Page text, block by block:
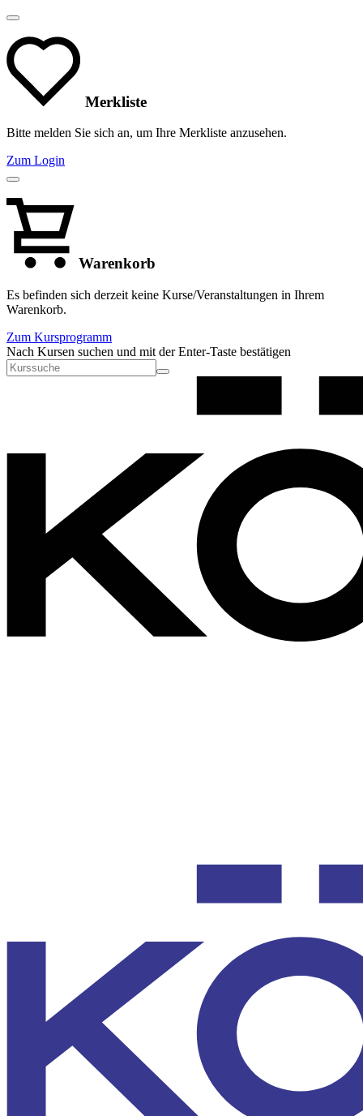
Merkliste
Bitte melden Sie sich an, um Ihre Merkliste anzusehen.
Zum Login
Warenkorb
Es befinden sich derzeit keine Kurse/Veranstaltungen in Ihrem
Warenkorb.
Zum Kursprogramm
Nach Kursen suchen und mit der Enter-Taste bestätigen